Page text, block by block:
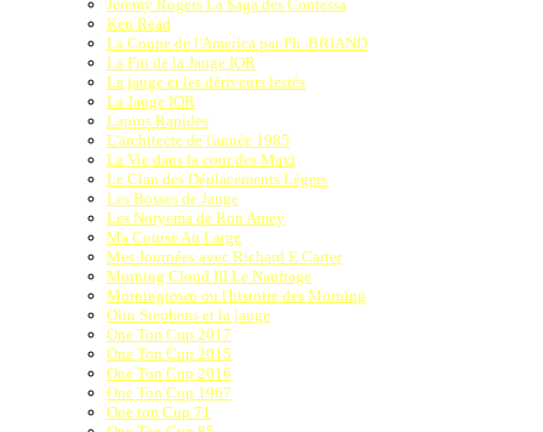
Jeremy Rogers La Saga des Contessa
Ken Read
La Coupe de l'America par Ph. BRIAND
La Fin de la Jauge IOR
La jauge et les dériveurs lestés
La Jauge IOR
Lapins Rapides
L'architecte de l'année 1985
La Vie dans la cour des Maxi
Le Clan des Déplacements Légers
Les Bosses de Jauge
Les Noryema de Ron Amey
Ma Course Au Large
Mes Journées avec Richard E.Carter
Morning Cloud III Le Naufrage
Morningtown ou l'histoire des Morning
Olin Stephens et la jauge
One Ton Cup 2017
One Ton Cup 2015
One Ton Cup 2016
One Ton Cup 1967
One ton Cup 71